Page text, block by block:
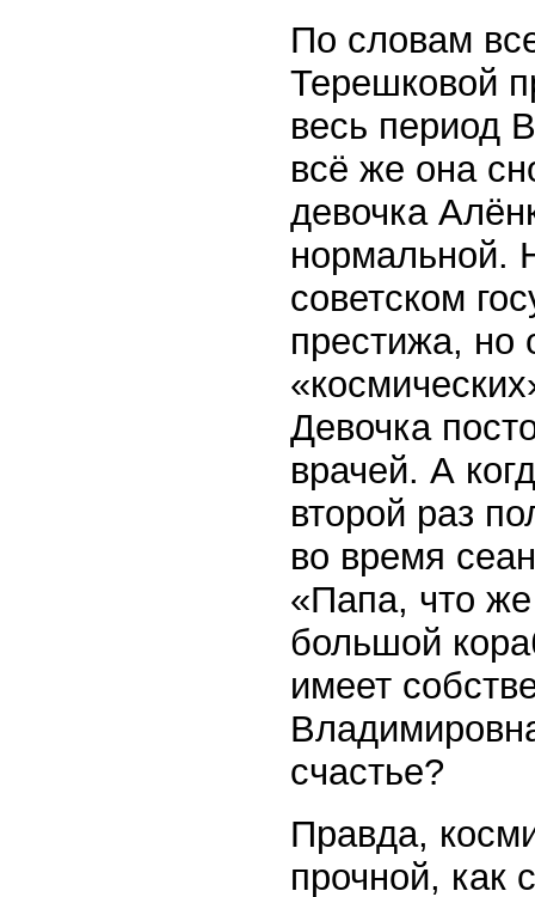
По словам
Терешковой
весь период
всё же она
девочка
нормальной.
советском
престижа, но
Девочка
врачей. А
второй раз
во время
«Папа, что
большой
имеет
счастье?
Правда,
прочной, как